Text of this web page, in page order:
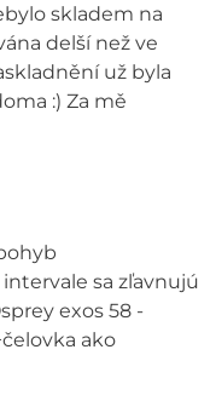
skladem na
delší než ve
už byla
:) Za mě
sa zľavnujú
exos 58 -
ako